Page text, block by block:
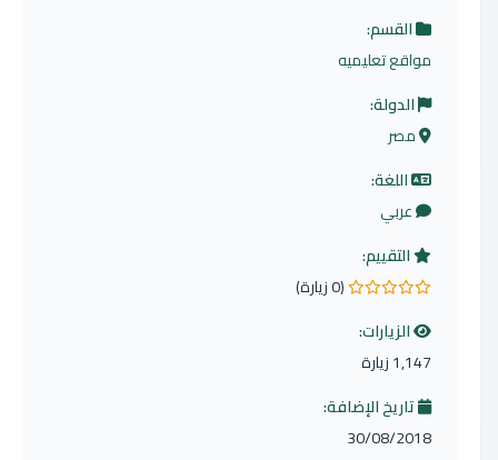
القسم:
مواقع تعليميه
الدولة:
مصر
اللغة:
عربي
التقييم:
0.0 من 5 نجوم
(0 زيارة)
الزيارات:
1,147 زيارة
تاريخ الإضافة:
30/08/2018